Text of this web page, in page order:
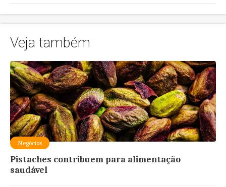
Veja também
Negócios
Pistaches contribuem para alimentação
saudável